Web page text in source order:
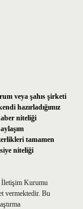
veya şahıs şirketi
hazırladığımız
niteliği
tamamen
niteliği
İletişim Kurumu
vermektedir. Bu